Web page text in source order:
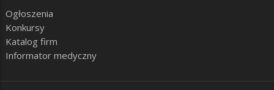
Ogłoszenia
Konkursy
Katalog firm
Informator medyczny